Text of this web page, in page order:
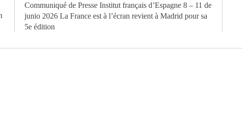
Communiqué de Presse Institut français d’Espagne 8 – 11 de
junio 2026 La France est à l’écran revient à Madrid pour sa
5e édition